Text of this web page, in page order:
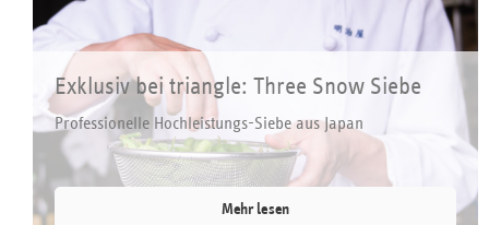
Exklusiv bei triangle: Three Snow Siebe
Professionelle Hochleistungs-Siebe aus Japan
Mehr lesen